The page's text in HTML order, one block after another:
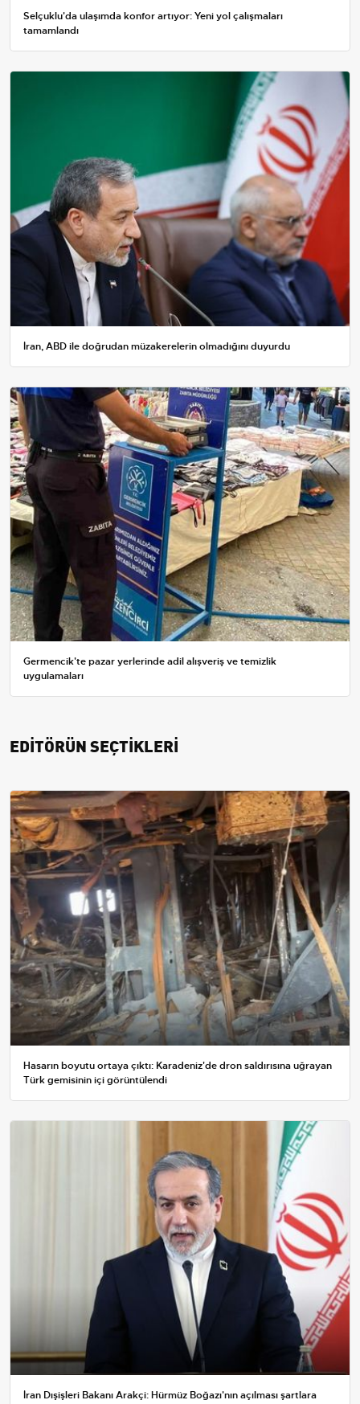
Selçuklu'da ulaşımda konfor artıyor: Yeni yol çalışmaları
tamamlandı
İran, ABD ile doğrudan müzakerelerin olmadığını duyurdu
Germencik'te pazar yerlerinde adil alışveriş ve temizlik
uygulamaları
EDİTÖRÜN SEÇTİKLERİ
Hasarın boyutu ortaya çıktı: Karadeniz'de dron saldırısına uğrayan
Türk gemisinin içi görüntülendi
İran Dışişleri Bakanı Arakçi: Hürmüz Boğazı'nın açılması şartlara